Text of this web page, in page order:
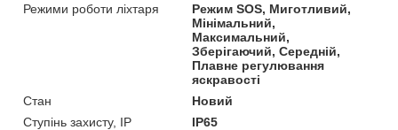
Режими роботи ліхтаря
Режим SOS, Миготливий,
Мінімальний,
Максимальний,
Зберігаючий, Середній,
Плавне регулювання
яскравості
Стан
Новий
Ступінь захисту, IP
IP65